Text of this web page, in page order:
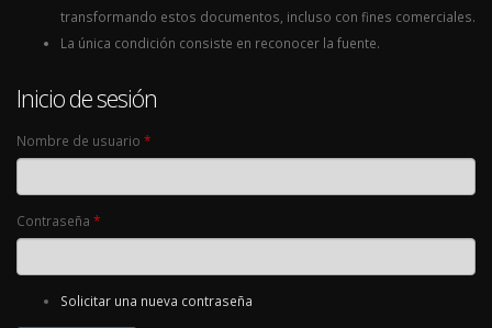
transformando estos documentos, incluso con fines comerciales.
La única condición consiste en reconocer la fuente.
Inicio de sesión
Nombre de usuario *
Contraseña *
Solicitar una nueva contraseña